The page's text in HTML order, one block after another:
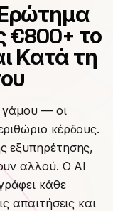
€800+ το
Κατά τη
γάμου — οι
κέρδους.
εξυπηρέτησης,
αλλού. Ο AI
κάθε
απαιτήσεις και